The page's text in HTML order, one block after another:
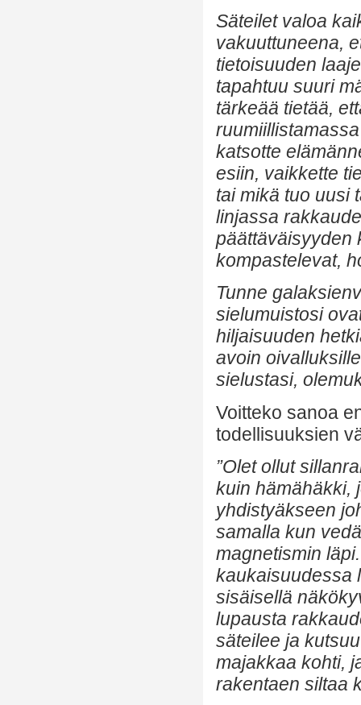
Säteilet valoa
vakuuttuneena,
tietoisuuden
tapahtuu suuri
tärkeää tietää,
katsotte
esiin, vaikkette
tai mikä tuo uusi
linjassa
päättäväisyyden
kompastelevat,
Tunne
sielumuistosi
hiljaisuuden
avoin
sielustasi,
Voitteko sanoa
todellisuuksien
”Olet ollut
kuin hämähäkki,
yhdistyäkseen
samalla kun
magnetismin
kaukaisuudessa
sisäisellä
lupausta
säteilee ja
majakkaa kohti,
rakentaen siltaa